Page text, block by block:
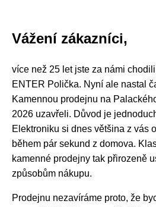
Vážení zákazníci,
více než 25 let jste za námi
ENTER Polička. Nyní ale nastal
Kamennou prodejnu na
2026 uzavřeli. Důvod je
Elektroniku si dnes většina z vás
během pár sekund z domova.
kamenné prodejny tak přirozeně
způsobům nákupu.
Prodejnu nezavíráme proto, že